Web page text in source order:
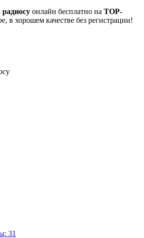
онлайн бесплатно на TOP-
в хорошем качестве без регистрации!
31